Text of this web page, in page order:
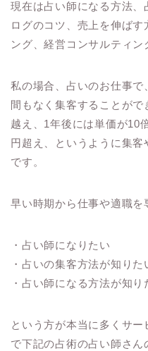
現在は占い師になる方法
ログのコツ、売上を伸ば
ング、経営コンサルティン
私の場合、占いのお仕事で
間もなく集客することが
越え、1年後には単価が10
円超え、というように集
です。
早い時期から仕事や適職を
・占い師になりたい
・占いの集客方法が知りた
・占い師になる方法が知り
という方が本当に多くサ
で下記の占術の占い師さ